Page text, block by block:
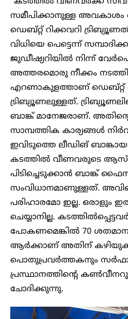
സമീപിക്കാനുള്ള
ഡെബ്റ്റ് റിക്കവറി
വിധിയെ പെട്ടെന്ന്
ജുഡീഷ്യറിയിൽ നിന്ന്
അത്തരമൊരു നീക്കം
എറണാകുളത്താണ് ഡെബ്റ്റ്
ട്രിബ്യൂണലുള്ളത്.
ബാങ്ക് മാനേജരാണ്.
സാമ്പത്തിക കാര്യങ്ങൾ
ഇവിടുത്തെ ലീഡിങ്
കടത്തിൽ വീണവരുടെ
പിടിച്ചെടുക്കാൻ ബാങ്ക്
സംവിധാനമാണുള്ളത്.
പരിഹാരമോ ഇല്ല. ഒരാളും
ചെയ്യാനില്ല.
പോകണമെങ്കിൽ 70
ആർക്കാണ് അതിന്
പൊതുപ്രവർത്തകനും
പ്രസ്ഥാനത്തിന്റെ
ചോദിക്കുന്നു.